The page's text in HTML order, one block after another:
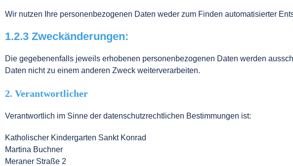
Wir nutzen Ihre personenbezogenen Daten weder zum Finden automatisierter
1.2.3 Zweckänderungen:
Die gegebenenfalls jeweils erhobenen personenbezogenen Daten werden
Daten nicht zu einem anderen Zweck weiterverarbeiten.
2. Verantwortlicher
Verantwortlich im Sinne der datenschutzrechtlichen Bestimmungen ist:
Katholischer Kindergarten Sankt Konrad
Martina Buchner
Meraner Straße 2